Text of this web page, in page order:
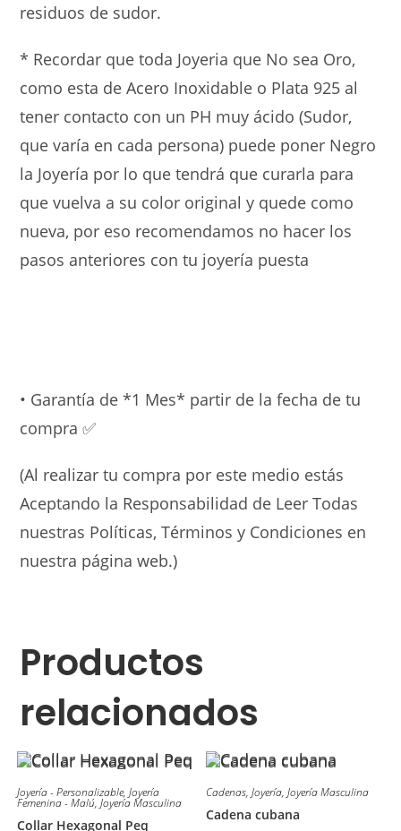
residuos de sudor.
* Recordar que toda Joyeria que No sea Oro,
como esta de Acero Inoxidable o Plata 925 al
tener contacto con un PH muy ácido (Sudor,
que varía en cada persona) puede poner Negro
la Joyería por lo que tendrá que curarla para
que vuelva a su color original y quede como
nueva, por eso recomendamos no hacer los
pasos anteriores con tu joyería puesta
• Garantía de *1 Mes* partir de la fecha de tu
compra ✅
(Al realizar tu compra por este medio estás
Aceptando la Responsabilidad de Leer Todas
nuestras Políticas, Términos y Condiciones en
nuestra página web.)
Productos
relacionados
Joyería - Personalizable, Joyería
Femenina - Malú, Joyería Masculina
Collar Hexagonal Peq
Cadenas,Joyería,Joyería Masculina
Cadena cubana